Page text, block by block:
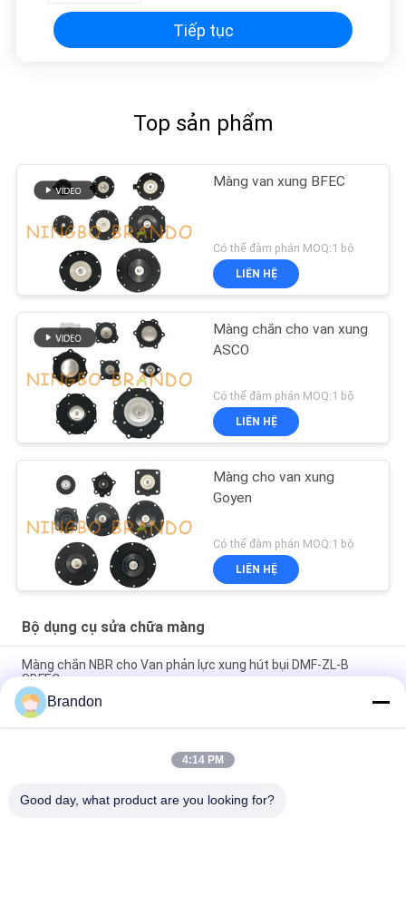
Tiếp tục
Top sản phẩm
Màng van xung BFEC
Có thể đàm phán MOQ:1 bộ
LIÊN HỆ
Màng chắn cho van xung
ASCO
Có thể đàm phán MOQ:1 bộ
LIÊN HỆ
Màng cho van xung
Goyen
Có thể đàm phán MOQ:1 bộ
LIÊN HỆ
Bộ dụng cụ sửa chữa màng
Màng chắn NBR cho Van phản lực xung hút bụi DMF-ZL-B
SBFEC
Màng chắn cho van phản lực xung BFEC 3/4 '' DMF-Z-20 DMF-
ZM-20
Màng ngăn cho van xung SBFEC 1 '' DMF-Z-25 DMF-ZM-25
Brandon
4:14 PM
Good day, what product are you looking for?